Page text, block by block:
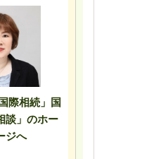
際相続」国
談」のホー
ジへ